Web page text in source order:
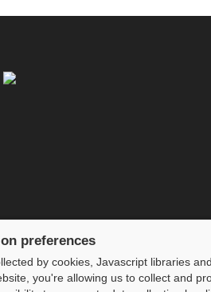
preferences
by cookies, Javascript libraries
you're allowing us to collect and